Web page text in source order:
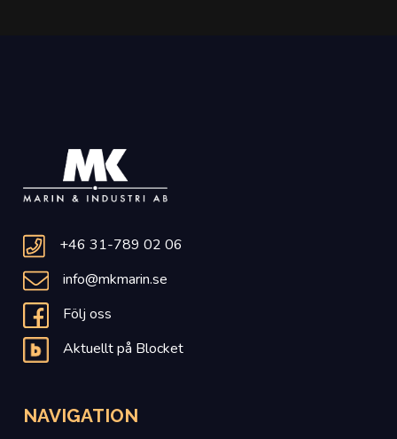
+46 31-789 02 06
info@mkmarin.se
Följ oss
Aktuellt på Blocket
NAVIGATION